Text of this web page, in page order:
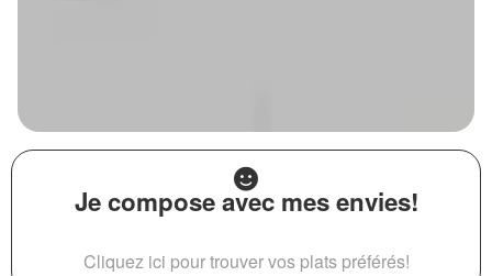
Je compose avec mes envies!
Cliquez ici pour trouver vos plats préférés!